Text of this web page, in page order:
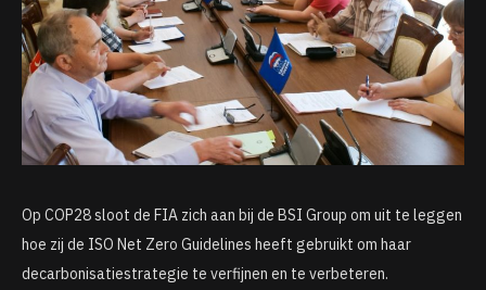
Op COP28 sloot de FIA ​​zich aan bij de BSI Group om uit te leggen
hoe zij de ISO Net Zero Guidelines heeft gebruikt om haar
decarbonisatiestrategie te verfijnen en te verbeteren.